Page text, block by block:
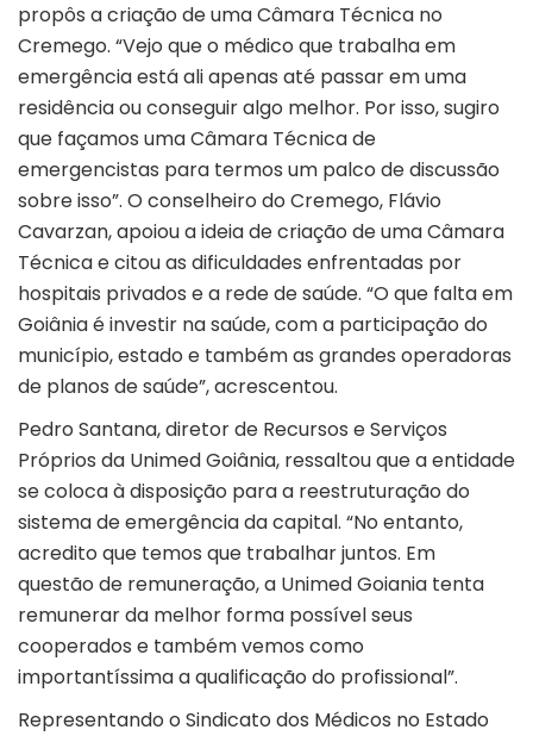
propôs a criação de uma Câmara Técnica no
Cremego. “Vejo que o médico que trabalha em
emergência está ali apenas até passar em uma
residência ou conseguir algo melhor. Por isso, sugiro
que façamos uma Câmara Técnica de
emergencistas para termos um palco de discussão
sobre isso”. O conselheiro do Cremego, Flávio
Cavarzan, apoiou a ideia de criação de uma Câmara
Técnica e citou as dificuldades enfrentadas por
hospitais privados e a rede de saúde. “O que falta em
Goiânia é investir na saúde, com a participação do
município, estado e também as grandes operadoras
de planos de saúde”, acrescentou.
Pedro Santana, diretor de Recursos e Serviços
Próprios da Unimed Goiânia, ressaltou que a entidade
se coloca à disposição para a reestruturação do
sistema de emergência da capital. “No entanto,
acredito que temos que trabalhar juntos. Em
questão de remuneração, a Unimed Goiania tenta
remunerar da melhor forma possível seus
cooperados e também vemos como
importantíssima a qualificação do profissional”.
Representando o Sindicato dos Médicos no Estado